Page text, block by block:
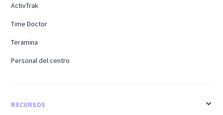
ActivTrak
Time Doctor
Teramina
Personal del centro
RECURSOS